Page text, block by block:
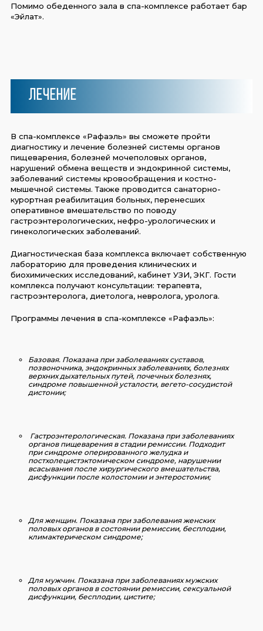
Помимо обеденного зала в спа-комплексе работает бар
«Эйлат».
Лечение
В спа-комплексе «Рафаэль» вы сможете пройти
диагностику и лечение болезней системы органов
пищеварения, болезней мочеполовых органов,
нарушений обмена веществ и эндокринной системы,
заболеваний системы кровообращения и костно-
мышечной системы. Также проводится санаторно-
курортная реабилитация больных, перенесших
оперативное вмешательство по поводу
гастроэнтерологических, нефро-урологических и
гинекологических заболеваний.
Диагностическая база комплекса включает собственную
лабораторию для проведения клинических и
биохимических исследований, кабинет УЗИ, ЭКГ. Гости
комплекса получают консультации: терапевта,
гастроэнтеролога, диетолога, невролога, уролога.
Программы лечения в спа-комплексе «Рафаэль»:
Базовая.Показана при заболеваниях суставов,
позвоночника, эндокринных заболеваниях, болезнях
верхних дыхательных путей, почечных болезнях,
синдроме повышенной усталости, вегето-сосудистой
дистонии;
Гастроэнтерологическая. Показана при заболеваниях
органов пищеварения в стадии ремиссии. Подходит
при синдроме оперированного желудка и
постхолецистэктомическом синдроме, нарушении
всасывания после хирургического вмешательства,
дисфункции после колостомии и энтеростомии;
Для женщин.Показана при заболевания женских
половых органов в состоянии ремиссии, бесплодии,
климактерическом синдроме;
Для мужчин.Показана при заболеваниях мужских
половых органов в состоянии ремиссии, сексуальной
дисфункции, бесплодии, цистите;